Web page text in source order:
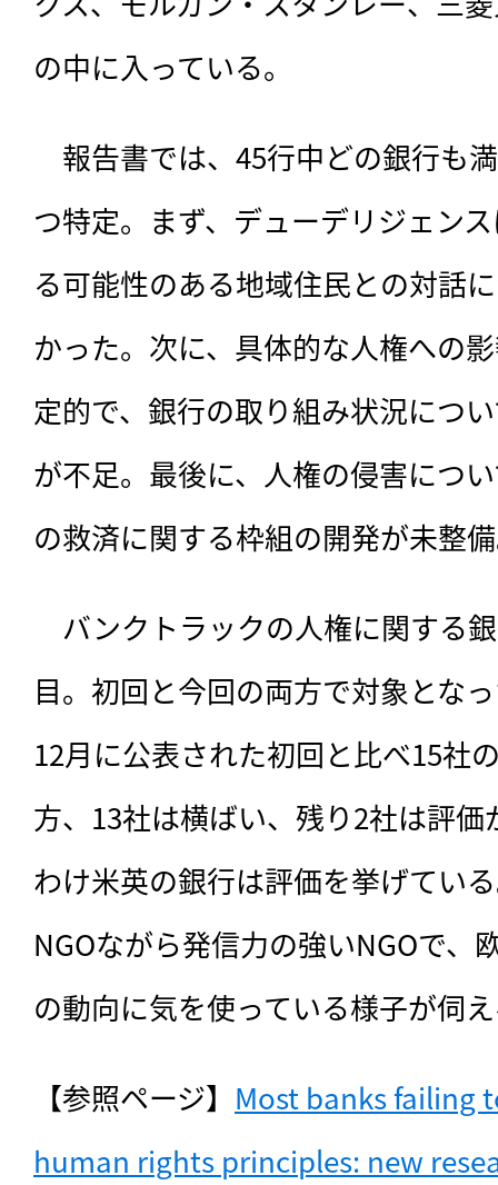
の中に入っている。
報告書では、45行中どの銀行も
つ特定。まず、デューデリジェン
る可能性のある地域住民との対話
かった。次に、具体的な人権への
定的で、銀行の取り組み状況につ
が不足。最後に、人権の侵害につ
の救済に関する枠組の開発が未整
バンクトラックの人権に関する
目。初回と今回の両方で対象とな
12月に公表された初回と比べ15社
方、13社は横ばい、残り2社は評
わけ米英の銀行は評価を挙げてい
NGOながら発信力の強いNGOで、
の動向に気を使っている様子が伺
【参照ページ】 Most banks failing
human rights principles: new